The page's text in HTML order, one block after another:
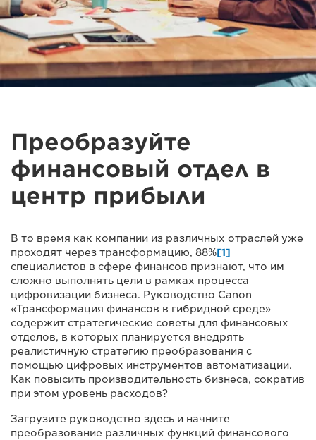
Преобразуйте
финансовый отдел в
центр прибыли
В то время как компании из различных отраслей уже
проходят через трансформацию, 88%[1]
специалистов в сфере финансов признают, что им
сложно выполнять цели в рамках процесса
цифровизации бизнеса. Руководство Canon
«Трансформация финансов в гибридной среде»
содержит стратегические советы для финансовых
отделов, в которых планируется внедрять
реалистичную стратегию преобразования с
помощью цифровых инструментов автоматизации.
Как повысить производительность бизнеса, сократив
при этом уровень расходов?
Загрузите руководство здесь и начните
преобразование различных функций финансового